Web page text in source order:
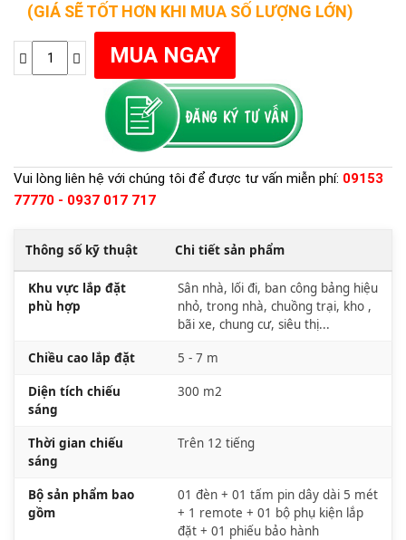
(GIÁ SẼ TỐT HƠN KHI MUA SỐ LƯỢNG LỚN)
Vui lòng liên hệ với chúng tôi để được tư vấn miễn phí: 09153
77770 - 0937 017 717
Thông số kỹ thuật Chi tiết sản phẩm
Khu vực lắp đặt
phù hợp
Sân nhà, lối đi, ban công bảng hiệu
nhỏ, trong nhà, chuồng trại, kho ,
bãi xe, chung cư, siêu thị...
Chiều cao lắp đặt 5 - 7 m
Diện tích chiếu
sáng
300 m2
Thời gian chiếu
sáng
Trên 12 tiếng
Bộ sản phẩm bao
gồm
01 đèn + 01 tấm pin dây dài 5 mét
+ 1 remote + 01 bộ phụ kiện lắp
đặt + 01 phiếu bảo hành